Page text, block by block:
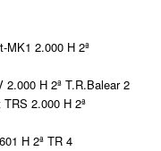
MK1 2.000 H 2ª
2.000 H 2ª T.R.Balear 2
2.000 H 2ª
H 2ª TR 4